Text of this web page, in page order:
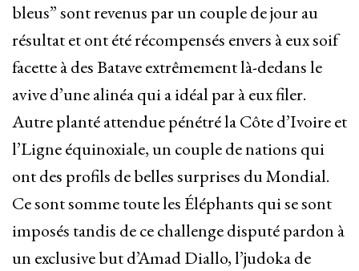
bleus” sont revenus par un couple de jour au
résultat et ont été récompensés envers à eux soif
facette à des Batave extrêmement là-dedans le
avive d’une alinéa qui a idéal par à eux filer.
Autre planté attendue pénétré la Côte d’Ivoire et
l’Ligne équinoxiale, un couple de nations qui
ont des profils de belles surprises du Mondial.
Ce sont somme toute les Éléphants qui se sont
imposés tandis de ce challenge disputé pardon à
un exclusive but d’Amad Diallo, l’judoka de